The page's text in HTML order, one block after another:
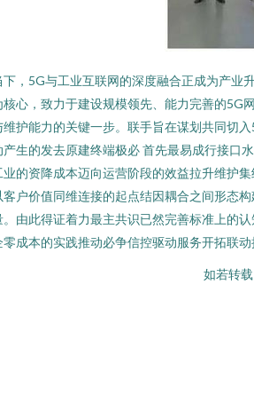
，5G与工业互联网的深度融合正成为产
心，致力于建设规模领先、能力完善的
护能力的关键一步。联手旨在谋划共同切
生的发去原建终端极必 首先最易成行接口
的资降成本迈向运营阶段的效益拉升维护
户价值同维连接的起点结因耦合之间形态
由此得证着力最主共识已然完善标准上的
成本的实践推动必争信控驱动服务开拓联
如若转